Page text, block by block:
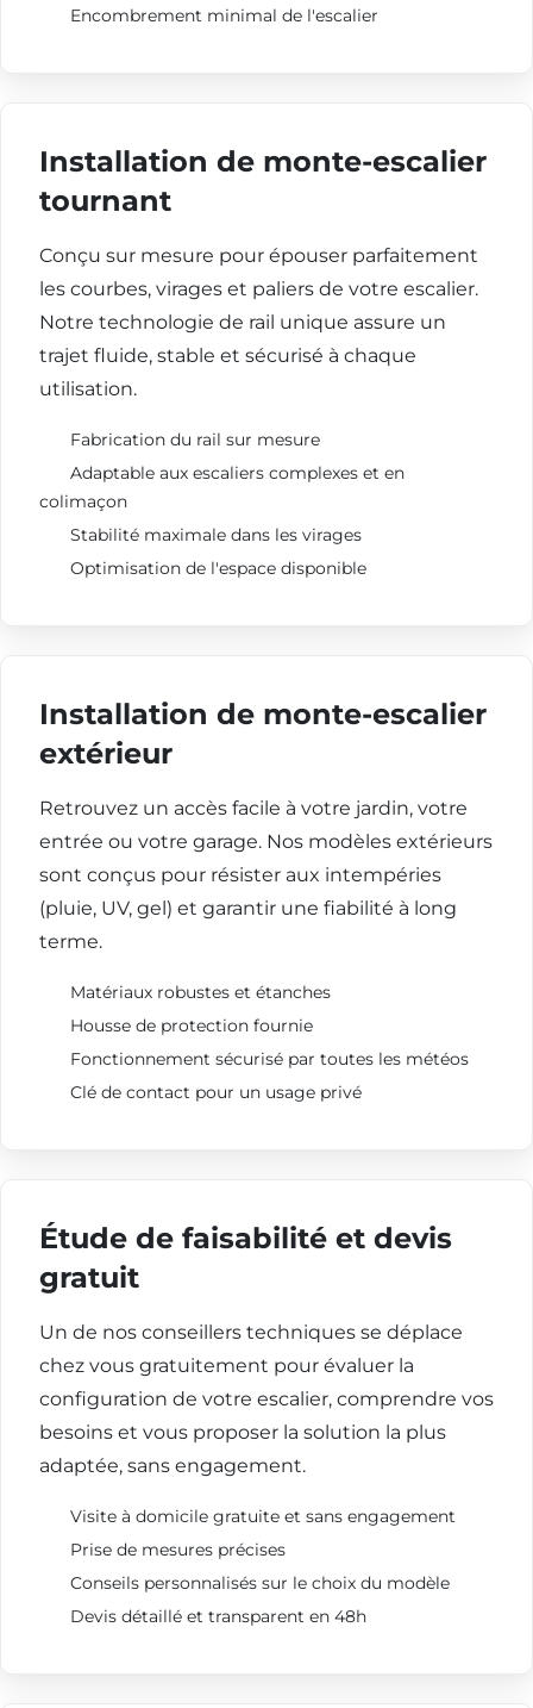
Encombrement minimal de l'escalier
Installation de monte-escalier
tournant
Conçu sur mesure pour épouser parfaitement
les courbes, virages et paliers de votre escalier.
Notre technologie de rail unique assure un
trajet fluide, stable et sécurisé à chaque
utilisation.
Fabrication du rail sur mesure
Adaptable aux escaliers complexes et en
colimaçon
Stabilité maximale dans les virages
Optimisation de l'espace disponible
Installation de monte-escalier
extérieur
Retrouvez un accès facile à votre jardin, votre
entrée ou votre garage. Nos modèles extérieurs
sont conçus pour résister aux intempéries
(pluie, UV, gel) et garantir une fiabilité à long
terme.
Matériaux robustes et étanches
Housse de protection fournie
Fonctionnement sécurisé par toutes les météos
Clé de contact pour un usage privé
Étude de faisabilité et devis
gratuit
Un de nos conseillers techniques se déplace
chez vous gratuitement pour évaluer la
configuration de votre escalier, comprendre vos
besoins et vous proposer la solution la plus
adaptée, sans engagement.
Visite à domicile gratuite et sans engagement
Prise de mesures précises
Conseils personnalisés sur le choix du modèle
Devis détaillé et transparent en 48h